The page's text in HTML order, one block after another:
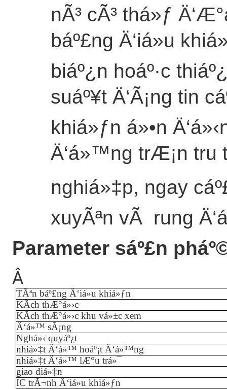
nÃ³ cÃ³ thá»ƒ
báº£ng Ä‘iá»u
biáº¿n hoáº·c
suáº¥t Ä‘Ã¡ng tin
khiá»ƒn á»•n
Ä‘á»™ng trÆ¡n tru
nghiá»‡p, ngay
xuyÃªn vÃ rung
Parameter sáº£n
Â
TÃªn báº£ng Ä‘iá»u khiá»ƒn
KÃ­ch thÆ°á»›c
KÃ­ch thÆ°á»›c khu vá»±c xem
Ä‘á»™ sÃ¡ng
Nghá»‹ quyáº¿t
nhiá»‡t Ä‘á»™ hoáº¡t Ä‘á»™ng
nhiá»‡t Ä‘á»™ lÆ°u trá»¯
giao diá»‡n
IC trÃ¬nh Ä‘iá»u khiá»ƒn